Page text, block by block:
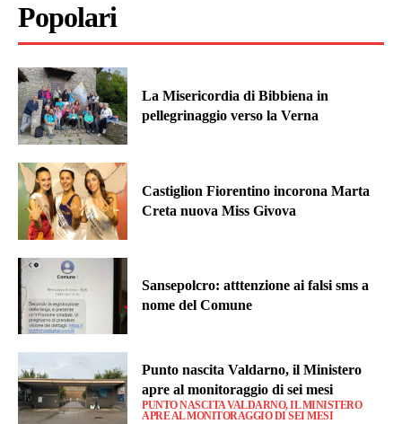
Popolari
La Misericordia di Bibbiena in
pellegrinaggio verso la Verna
Castiglion Fiorentino incorona Marta
Creta nuova Miss Givova
Sansepolcro: atttenzione ai falsi sms a
nome del Comune
Punto nascita Valdarno, il Ministero
apre al monitoraggio di sei mesi
PUNTO NASCITA VALDARNO, IL MINISTERO
APRE AL MONITORAGGIO DI SEI MESI